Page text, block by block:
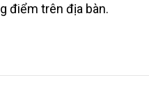
điểm trên địa bàn.